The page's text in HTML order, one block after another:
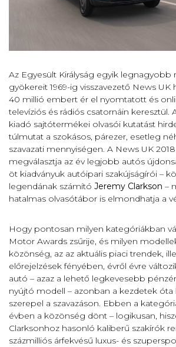
Az Egyesült Királyság egyik legnagyobb
gyökereit 1969-ig visszavezető News
40 millió embert ér el nyomtatott és
televíziós és rádiós csatornáin keresztül.
kiadó sajtótermékei olvasói kutatást
túlmutat a szokásos, párezer, esetleg
szavazati mennyiségen. A News UK
megválasztja az év legjobb autós
öt kiadványuk autóipari szakújságírói –
legendának számító Jeremy Clarkson –
hatalmas olvasótábor is elmondhatja a
Hogy pontosan milyen kategóriákban
Motor Awards zsűrije, és milyen
közönség, az az aktuális piaci trendek,
előrejelzések fényében, évről évre
autó – azaz a lehető legkevesebb
nyújtó modell – azonban a kezdetek
szerepel a szavazáson. Ebben a
évben a közönség dönt – logikusan,
Clarksonhoz hasonló kaliberű szakírók
százmilliós árfekvésű luxus- és